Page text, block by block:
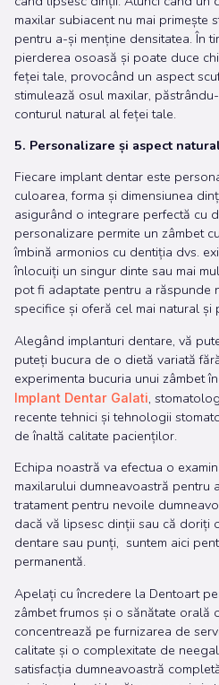
maxilar subiacent nu mai primește
pentru a-și menține densitatea. În
pierderea osoasă și poate duce
feței tale, provocând un aspect
stimulează osul maxilar,
conturul natural al feței tale.
5. Personalizare și aspect
Fiecare implant dentar este
culoarea, forma și dimensiunea
asigurând o integrare perfectă cu
personalizare permite un zâmbet
îmbină armonios cu dentiția dvs.
înlocuiți un singur dinte sau mai
pot fi adaptate pentru a răspunde
specifice și oferă cel mai natural și
Alegând implanturi dentare, vă
puteți bucura de o dietă variată
experimenta bucuria unui zâmbet
Implant Dentar Galati,
recente tehnici și tehnologii
de înaltă calitate pacienților.
Echipa noastră va efectua o
maxilarului dumneavoastră pentru
tratament pentru nevoile
dacă vă lipsesc dinții sau că doriți
dentare sau punți, suntem aici
permanentă.
Apelați cu încredere la Dentoart
zâmbet frumos și o sănătate orală
concentrează pe furnizarea de
calitate și o complexitate de
satisfacția dumneavoastră